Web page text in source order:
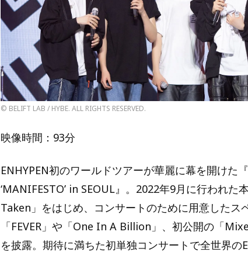
© BELIFT LAB / HYBE. ALL RIGHTS RESERVED.
映像時間：93分
ENHYPEN初のワールドツアーが華麗に幕を開けた
‘MANIFESTO’ in SEOUL』。2022年9月に行われた
Taken」をはじめ、コンサートのために用意したス
「FEVER」や「One In A Billion」、初公開の「
を披露。期待に満ちた初単独コンサートで全世界の